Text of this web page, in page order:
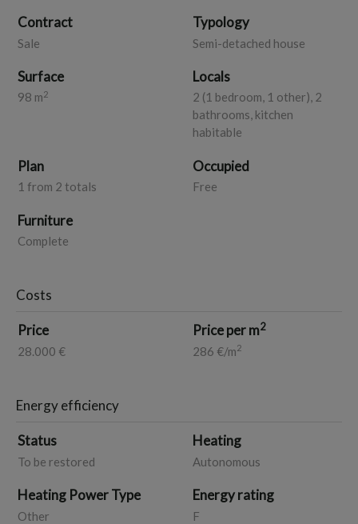
A completare la soluzione vi è un comodo deposito di 30 mq
Il riscaldamento autonomo assicura comfort ottimale durante
principali servizi, questo appartamento rappresenta
uninteressante opportunità nel mercato immobiliare della
Contattaci allo 0825627176 o al 3533783030 per maggiori
informazioni o prenotare una visita.
Contract
Sale
Typology
Semi-detached house
Surface
98 m2
Locals
2 (1 bedroom, 1 other), 2
bathrooms, kitchen
habitable
Plan
1 from 2 totals
Occupied
Free
Furniture
Complete
Costs
Price
28.000 €
Price per m2
286 €/m2
Energy efficiency
Status
To be restored
Heating
Autonomous
Heating Power Type
Other
Energy rating
F